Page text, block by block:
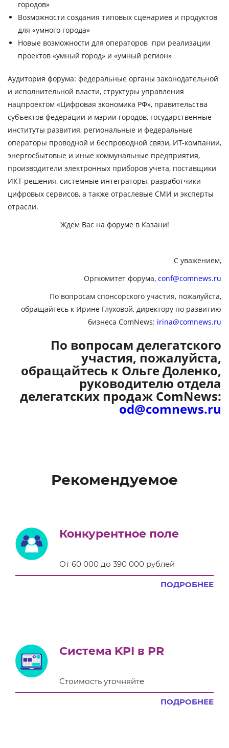
городов»
Возможности создания типовых сценариев и продуктов
для «умного города»
Новые возможности для операторов при реализации
проектов «умный город» и «умный регион»
Аудитория форума: федеральные органы законодательной
и исполнительной власти, структуры управления
нацпроектом «Цифровая экономика РФ», правительства
субъектов федерации и мэрии городов, государственные
институты развития, региональные и федеральные
операторы проводной и беспроводной связи, ИТ-компании,
энергосбытовые и иные коммунальные предприятия,
производители электронных приборов учета, поставщики
ИКТ-решения, системные интеграторы, разработчики
цифровых сервисов, а также отраслевые СМИ и эксперты
отрасли.
Ждем Вас на форуме в Казани!
С уважением,
Оргкомитет форума, conf@comnews.ru
По вопросам спонсорского участия, пожалуйста,
обращайтесь к Ирине Глуховой, директору по развитию
бизнеса ComNews: irina@comnews.ru
По вопросам делегатского
участия, пожалуйста,
обращайтесь к Ольге Доленко,
руководителю отдела
делегатских продаж ComNews:
od@comnews.ru
Рекомендуемое
Конкурентное поле
От 60 000 до 390 000 рублей
ПОДРОБНЕЕ
Система KPI в PR
Стоимость уточняйте
ПОДРОБНЕЕ